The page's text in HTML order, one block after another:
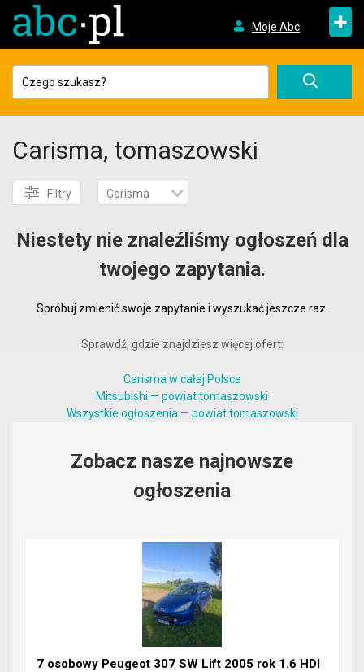
Moje Abc +
Carisma, tomaszowski
Filtry Carisma
Niestety nie znaleźliśmy ogłoszeń dla
twojego zapytania.
Spróbuj zmienić swoje zapytanie i wyszukać jeszcze raz.
Sprawdź, gdzie znajdziesz więcej ofert:
Carisma w całej Polsce
Mitsubishi — powiat tomaszowski
Wszystkie ogłoszenia — powiat tomaszowski
Zobacz nasze najnowsze
ogłoszenia
7 osobowy Peugeot 307 SW Lift 2005 rok 1.6 HDI